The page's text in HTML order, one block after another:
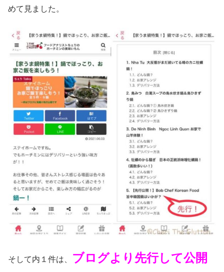
めて見ました。
そして内１件は、
ブログより先行して公開